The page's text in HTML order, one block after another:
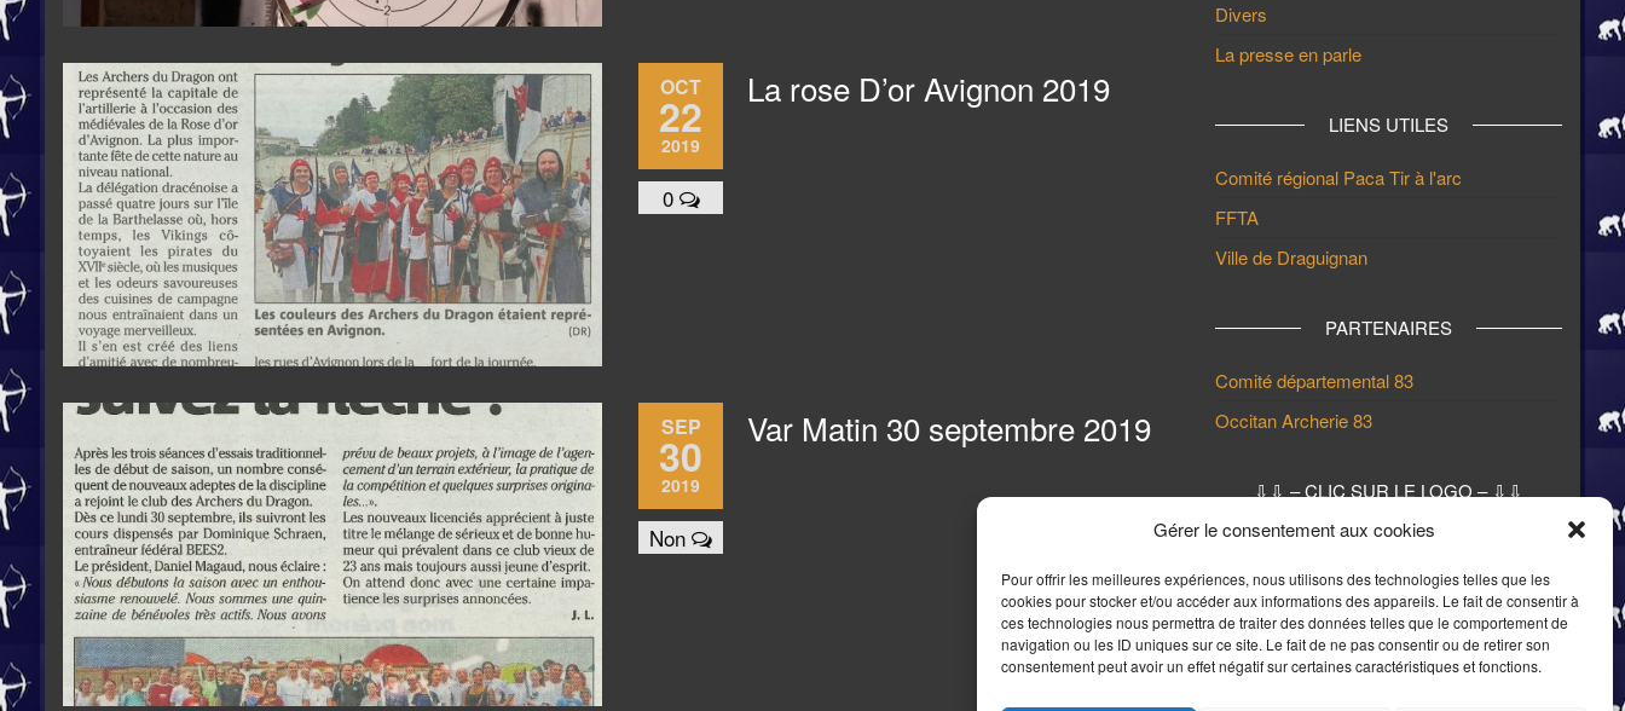
Gérer le consentement aux cookies
Pour offrir les meilleures expériences, nous utilisons des technologies telles que les
cookies pour stocker et/ou accéder aux informations des appareils. Le fait de consentir à
ces technologies nous permettra de traiter des données telles que le comportement de
navigation ou les ID uniques sur ce site. Le fait de ne pas consentir ou de retirer son
consentement peut avoir un effet négatif sur certaines caractéristiques et fonctions.
OCT
22
2019
0
La rose D’or Avignon 2019
SEP
30
2019
Non
Var Matin 30 septembre 2019
Divers
La presse en parle
LIENS UTILES
Comité régional Paca Tir à l'arc
FFTA
Ville de Draguignan
PARTENAIRES
Comité départemental 83
Occitan Archerie 83
⇩⇩ – CLIC SUR LE LOGO – ⇩⇩
POUR RETOUR PAGE D’ACCUEIL